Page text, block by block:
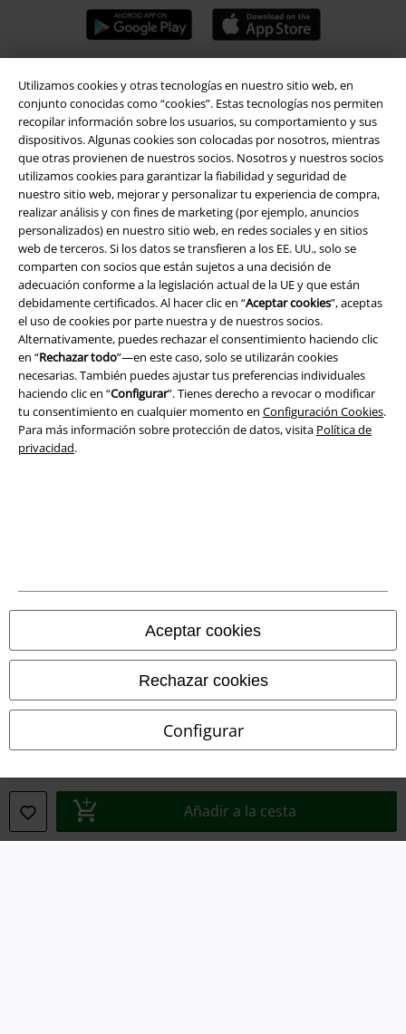
Utilizamos cookies y otras tecnologías en nuestro sitio web, en
conjunto conocidas como “cookies”. Estas tecnologías nos permiten
recopilar información sobre los usuarios, su comportamiento y sus
dispositivos. Algunas cookies son colocadas por nosotros, mientras
que otras provienen de nuestros socios. Nosotros y nuestros socios
utilizamos cookies para garantizar la fiabilidad y seguridad de
nuestro sitio web, mejorar y personalizar tu experiencia de compra,
realizar análisis y con fines de marketing (por ejemplo, anuncios
personalizados) en nuestro sitio web, en redes sociales y en sitios
web de terceros. Si los datos se transfieren a los EE. UU., solo se
comparten con socios que están sujetos a una decisión de
adecuación conforme a la legislación actual de la UE y que están
debidamente certificados. Al hacer clic en “Aceptar cookies”, aceptas
el uso de cookies por parte nuestra y de nuestros socios.
Alternativamente, puedes rechazar el consentimiento haciendo clic
en “Rechazar todo”—en este caso, solo se utilizarán cookies
necesarias. También puedes ajustar tus preferencias individuales
haciendo clic en “Configurar”. Tienes derecho a revocar o modificar
tu consentimiento en cualquier momento en Configuración Cookies.
Para más información sobre protección de datos, visita Política de
privacidad.
Aceptar cookies
Rechazar cookies
Configurar
Añadir a la cesta
A Warner Music Group Company
Seguridad
Ley protección de datos
Eliminación de residuos y protección del medioambiente
Declaración de Conformidad
Información sobre accesibilidad
Cancelar pedido